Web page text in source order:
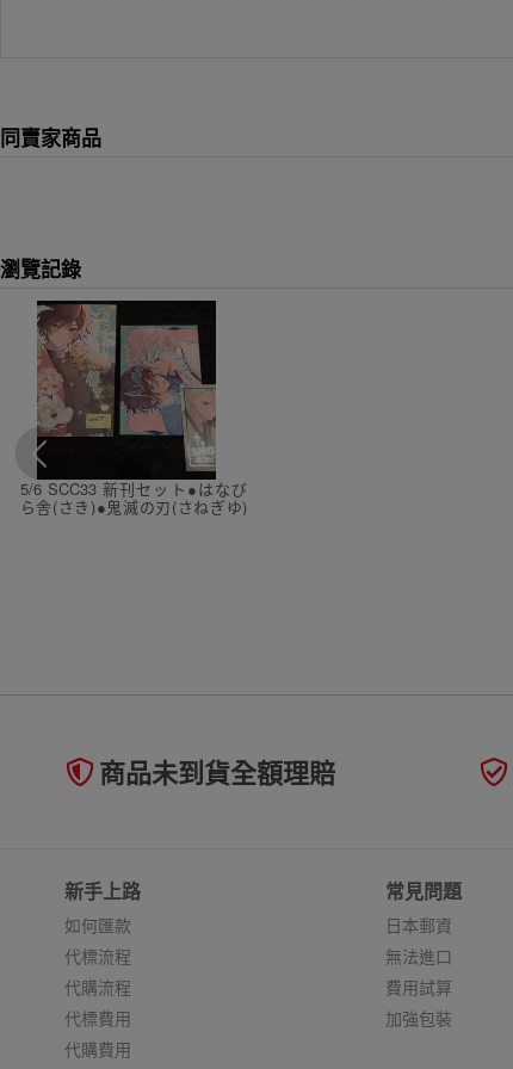
同賣家商品
瀏覽記錄
5/6 SCC33 新刊セット●はなび
ら舎(さき)●鬼滅の刃(さねぎゆ)
商品未到貨全額理賠
新手上路
如何匯款
代標流程
代購流程
代標費用
代購費用
常見問題
日本郵資
無法進口
費用試算
加強包裝